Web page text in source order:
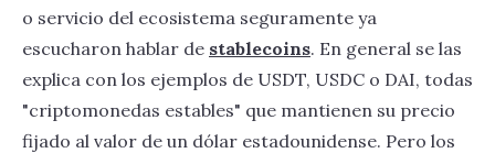
o servicio del ecosistema seguramente ya
escucharon hablar de stablecoins. En general se las
explica con los ejemplos de USDT, USDC o DAI, todas
"criptomonedas estables" que mantienen su precio
fijado al valor de un dólar estadounidense. Pero los